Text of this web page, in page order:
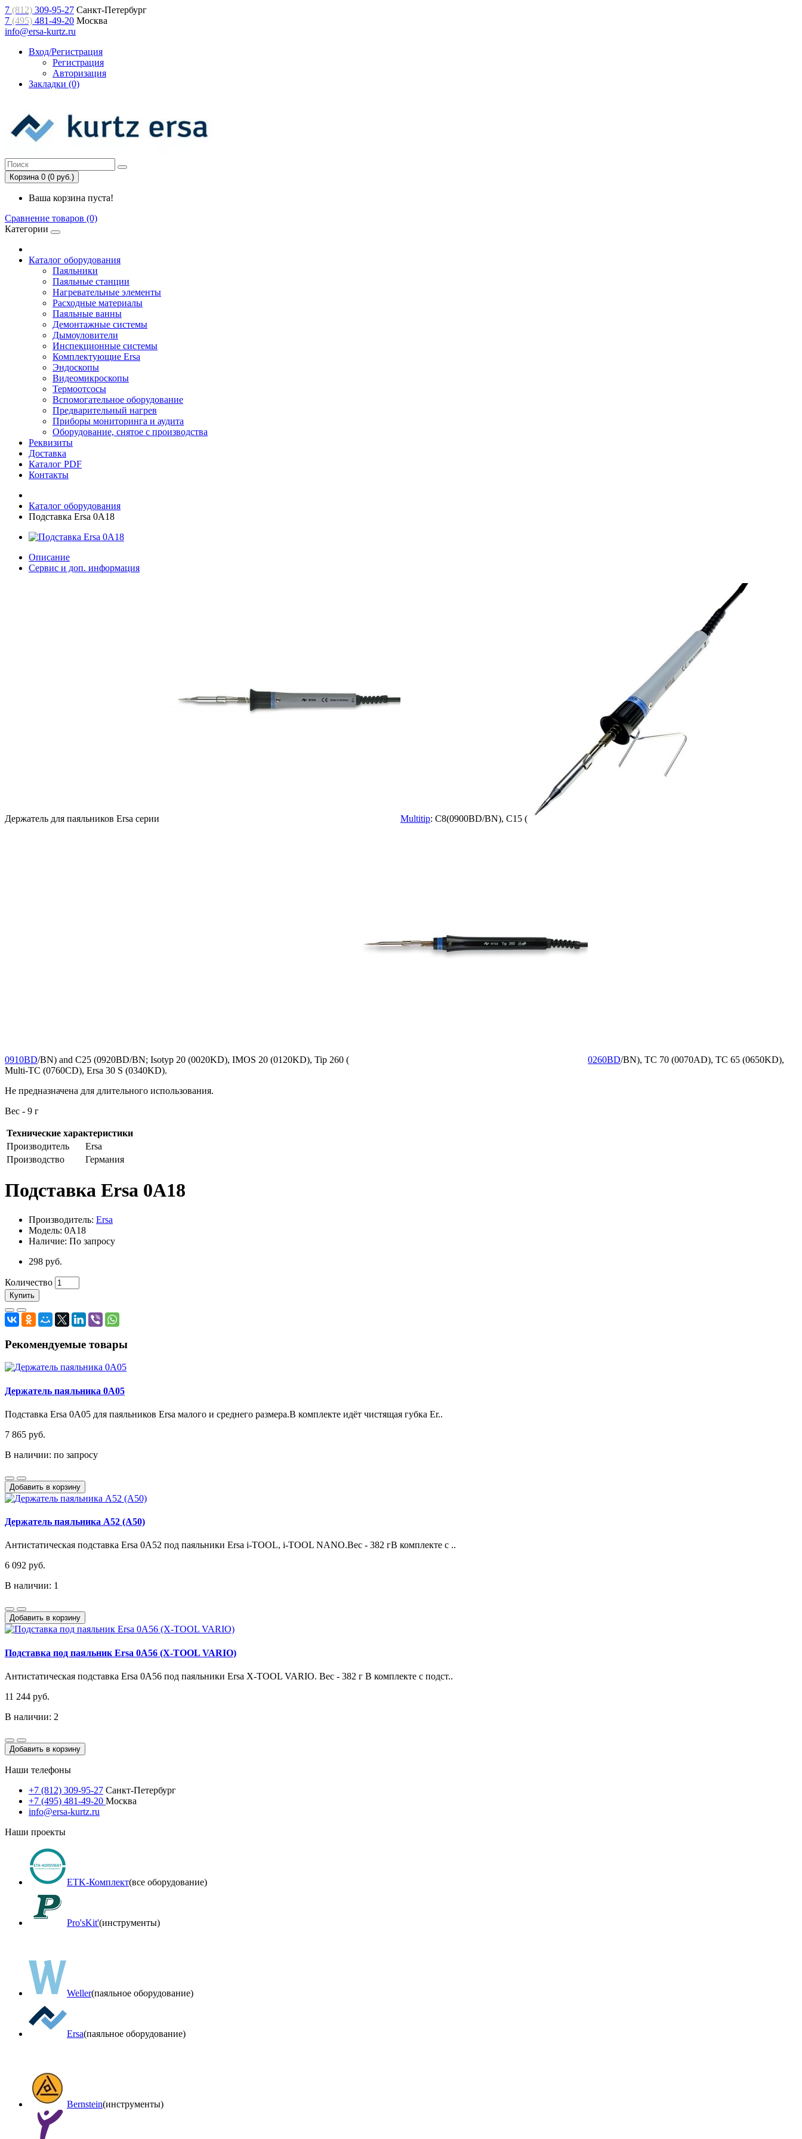
7 (812) 309-95-27 Санкт-Петербург
7 (495) 481-49-20 Москва
info@ersa-kurtz.ru
Вход/Регистрация
Регистрация
Авторизация
Закладки (0)
Корзина 0 (0 руб.)
Ваша корзина пуста!
Сравнение товаров (0)
Категории
Каталог оборудования
Паяльники
Паяльные станции
Нагревательные элементы
Расходные материалы
Паяльные ванны
Демонтажные системы
Дымоуловители
Инспекционные системы
Комплектующие Ersa
Эндоскопы
Видеомикроскопы
Термоотсосы
Вспомогательное оборудование
Предварительный нагрев
Приборы мониторинга и аудита
Оборудование, снятое с производства
Реквизиты
Доставка
Каталог PDF
Контакты
Каталог оборудования
Подставка Ersa 0A18
Описание
Сервис и доп. информация
Держатель для паяльников Ersa серии Multitip: C8(0900BD/BN), C15 (
0910BD/BN) and C25 (0920BD/BN; Isotyp 20 (0020KD), IMOS 20 (0120KD), Tip 260 ( 0260BD/BN), TC 70 (0070AD), TC 65 (0650KD),
Multi-TC (0760CD), Ersa 30 S (0340KD).
Не предназначена для длительного использования.
Вес - 9 г
Технические характеристики
Производитель
Ersa
Производство
Германия
Подставка Ersa 0A18
Производитель: Ersa
Модель: 0A18
Наличие: По запросу
298 руб.
Количество
Купить
Рекомендуемые товары
Держатель паяльника 0A05
Подставка Ersa 0A05 для паяльников Ersa малого и среднего размера.В комплекте идёт чистящая губка Er..
7 865 руб.
В наличии: по запросу
Добавить в корзину
Держатель паяльника A52 (A50)
Антистатическая подставка Ersa 0A52 под паяльники Ersa i-TOOL, i-TOOL NANO.Вес - 382 гВ комплекте с ..
6 092 руб.
В наличии: 1
Добавить в корзину
Подставка под паяльник Ersa 0A56 (X-TOOL VARIO)
Антистатическая подставка Ersa 0A56 под паяльники Ersa X-TOOL VARIO. Вес - 382 г В комплекте с подст..
11 244 руб.
В наличии: 2
Добавить в корзину
Наши телефоны
+7 (812) 309-95-27 Санкт-Петербург
+7 (495) 481-49-20 Москва
info@ersa-kurtz.ru
Наши проекты
ETK-Комплект(все оборудование)
Pro'sKit'(инструменты)
Weller(паяльное оборудование)
Ersa(паяльное оборудование)
Bernstein(инструменты)